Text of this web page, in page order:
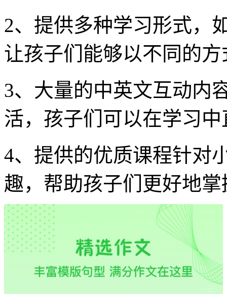
2、提供多种学习形式，
让孩子们能够以不同的
3、大量的中英文互动内
活，孩子们可以在学习
4、提供的优质课程针对
趣，帮助孩子们更好地